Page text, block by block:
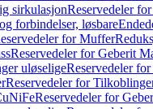
sirkulasjonReservedeler
forbindelser, løsbare
for Muffer
Reservedeler for Geberit
uløseligeReservedeler
Reservedeler for
Reservedeler for